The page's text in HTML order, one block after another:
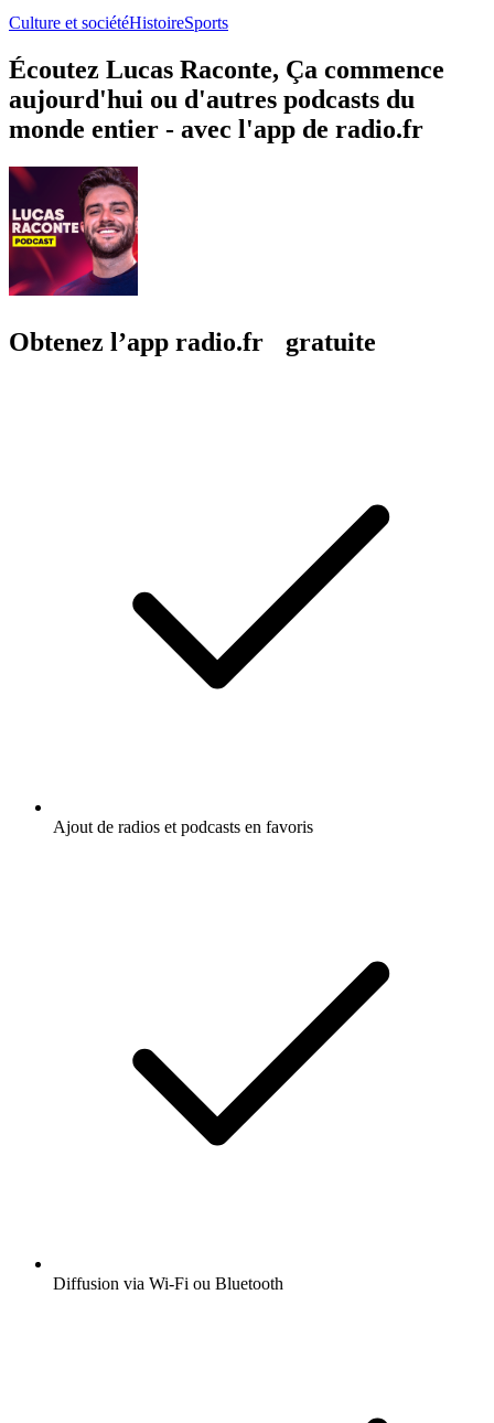
Culture et sociétéHistoireSports
Écoutez Lucas Raconte, Ça commence
aujourd'hui ou d'autres podcasts du
monde entier - avec l'app de radio.fr
Obtenez l’app radio.fr gratuite
Ajout de radios et podcasts en favoris
Diffusion via Wi-Fi ou Bluetooth